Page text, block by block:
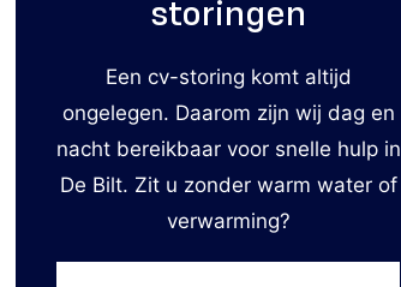
storingen
Een cv-storing komt altijd
ongelegen. Daarom zijn wij dag en
nacht bereikbaar voor snelle hulp in
De Bilt. Zit u zonder warm water of
verwarming?